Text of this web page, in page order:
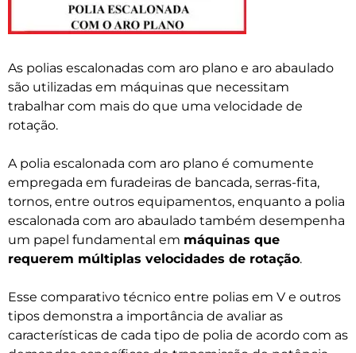
As polias escalonadas com aro plano e aro abaulado
são utilizadas em máquinas que necessitam
trabalhar com mais do que uma velocidade de
rotação.
A polia escalonada com aro plano é comumente
empregada em furadeiras de bancada, serras-fita,
tornos, entre outros equipamentos, enquanto a polia
escalonada com aro abaulado também desempenha
um papel fundamental em máquinas que
requerem múltiplas velocidades de rotação.
Esse comparativo técnico entre polias em V e outros
tipos demonstra a importância de avaliar as
características de cada tipo de polia de acordo com as